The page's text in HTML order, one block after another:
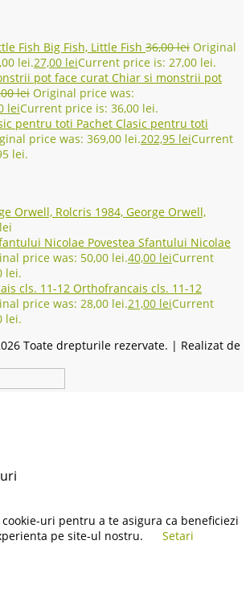
Big Fish, Little Fish 36,00lei Original
lei.27,00 leiCurrent price is: 27,00 lei.
Chiar si monstrii pot
lei Original price was:
leiCurrent price is: 36,00 lei.
Pachet Clasic pentru toti
price was: 369,00 lei.202,95 leiCurrent
lei.
1984, George Orwell,
lei
Povestea Sfantului Nicolae
price was: 50,00 lei.40,00 leiCurrent
lei.
Orthofrancais cls. 11-12
price was: 28,00 lei.21,00 leiCurrent
lei.
Toate drepturile rezervate. | Realizat de
uri pentru a te asigura ca beneficiezi
pe site-ul nostru.
Setari